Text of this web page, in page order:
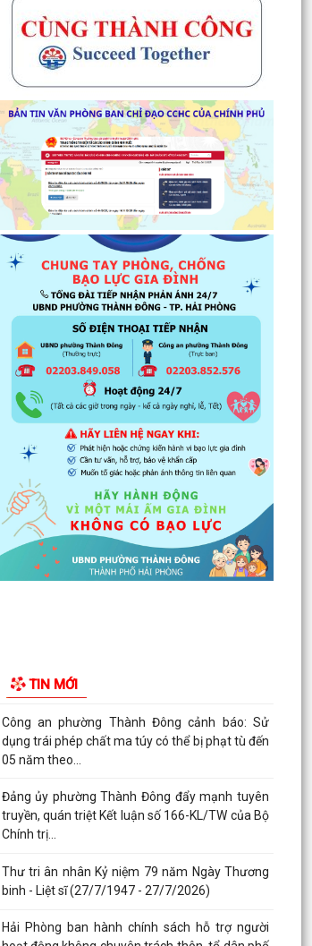
TIN MỚI
Thông báo về chương trình thu hồi để kiểm tra,
khắc phục sự cố các dòng xe mô tô Honda
CB1000...
Kết quả Kỳ họp thứ 3 HĐND thành phố Hải
Phòng khóa XIV, nhiệm kỳ 2021 - 2026
Khai thác tài liệu số và Chatbox AI trợi giúp pháp
luật
Đẩy mạnh tuyên truyền thực hiện Chương trình
hành động của Thành ủy về xây dựng và hoàn
thiện nhà...
Tăng cường các giải pháp đấu tranh, ngăn chặn
và xử lý hành vi xâm phạm quyền sở hữu trí tuệ
Ủy ban nhân dân phường Thành Đông thông
báo về việc chấm dứt hoạt động kinh doanh tại
Đảng ủy phường Thành Đông đẩy mạnh tuyên
truyền, thực hiện Nghị quyết số 27-NQ/TW về
xây dựng và...
Phường Thành Đông tăng cương phân loại chất
thải rắn sinh hoạt tại nguồn: Hành động nhỏ, ý
nghĩa...
Phường Thành Đông tuyên truyền chương trình
và triển...
Công an phường Thành Đông cảnh báo: Sử
dụng trái phép chất ma túy có thể bị phạt tù đến
05 năm theo...
Đảng ủy phường Thành Đông đẩy mạnh tuyên
truyền, quán triệt Kết luận số 166-KL/TW của Bộ
Chính trị...
Thư tri ân nhân Kỷ niệm 79 năm Ngày Thương
binh - Liệt sĩ (27/7/1947 - 27/7/2026)
Hải Phòng ban hành chính sách hỗ trợ người